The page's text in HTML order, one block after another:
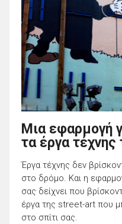
Μια εφαρμογή
τα έργα τέχνης
Έργα τέχνης δεν
στο δρόμο. Και η
σας δείχνει που
έργα της street-art που
στο σπίτι σας.